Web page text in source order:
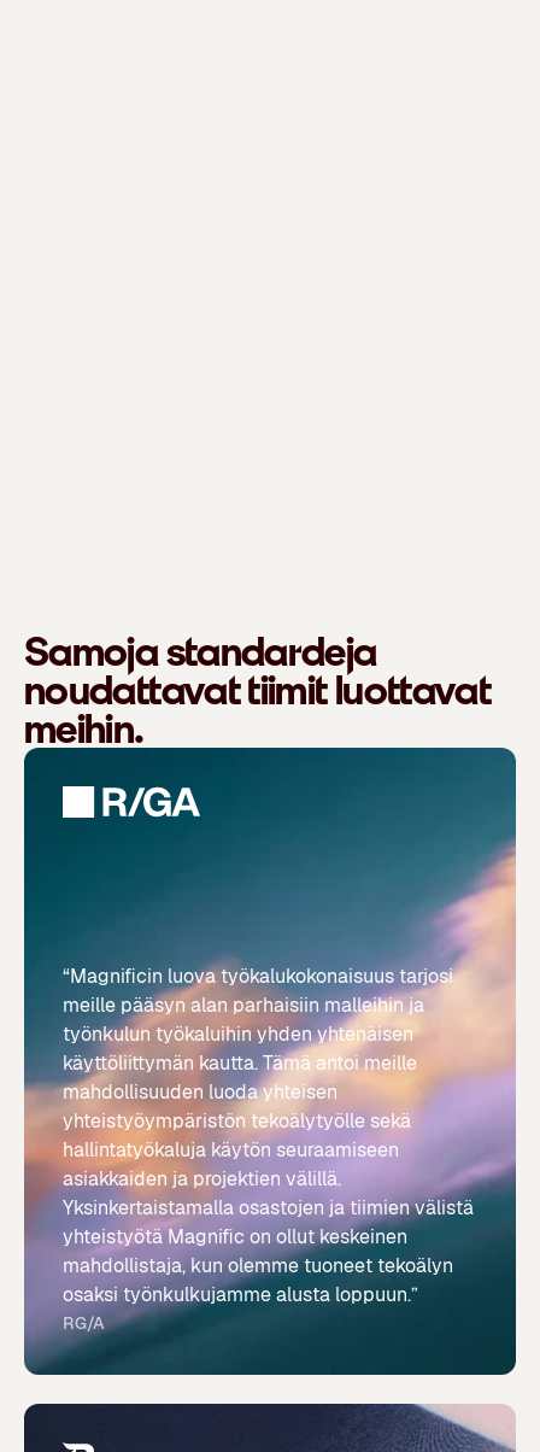
Samoja standardeja
noudattavat tiimit luottavat
meihin.
“Magnificin luova työkalukokonaisuus tarjosi
meille pääsyn alan parhaisiin malleihin ja
työnkulun työkaluihin yhden yhtenäisen
käyttöliittymän kautta. Tämä antoi meille
mahdollisuuden luoda yhteisen
yhteistyöympäristön tekoälytyölle sekä
hallintatyökaluja käytön seuraamiseen
asiakkaiden ja projektien välillä.
Yksinkertaistamalla osastojen ja tiimien välistä
yhteistyötä Magnific on ollut keskeinen
mahdollistaja, kun olemme tuoneet tekoälyn
osaksi työnkulkujamme alusta loppuun.”
RG/A